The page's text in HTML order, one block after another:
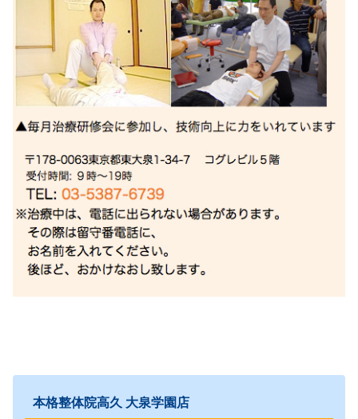
本格整体院高久 大泉学園店